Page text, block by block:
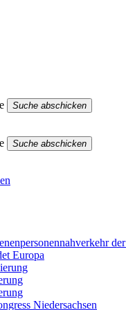
Suche abschicken
Suche abschicken
Europa
Niedersachsen